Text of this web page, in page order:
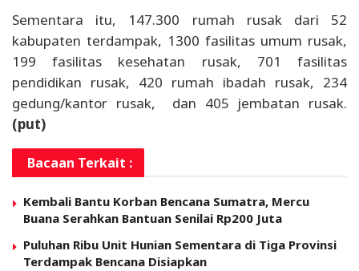
Sementara itu, 147.300 rumah rusak dari 52
kabupaten terdampak, 1300 fasilitas umum rusak,
199 fasilitas kesehatan rusak, 701 fasilitas
pendidikan rusak, 420 rumah ibadah rusak, 234
gedung/kantor rusak, dan 405 jembatan rusak.
(put)
Bacaan Terkait :
Kembali Bantu Korban Bencana Sumatra, Mercu
Buana Serahkan Bantuan Senilai Rp200 Juta
Puluhan Ribu Unit Hunian Sementara di Tiga Provinsi
Terdampak Bencana Disiapkan